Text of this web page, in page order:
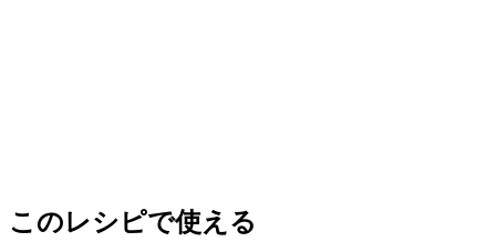
このレシピで使える